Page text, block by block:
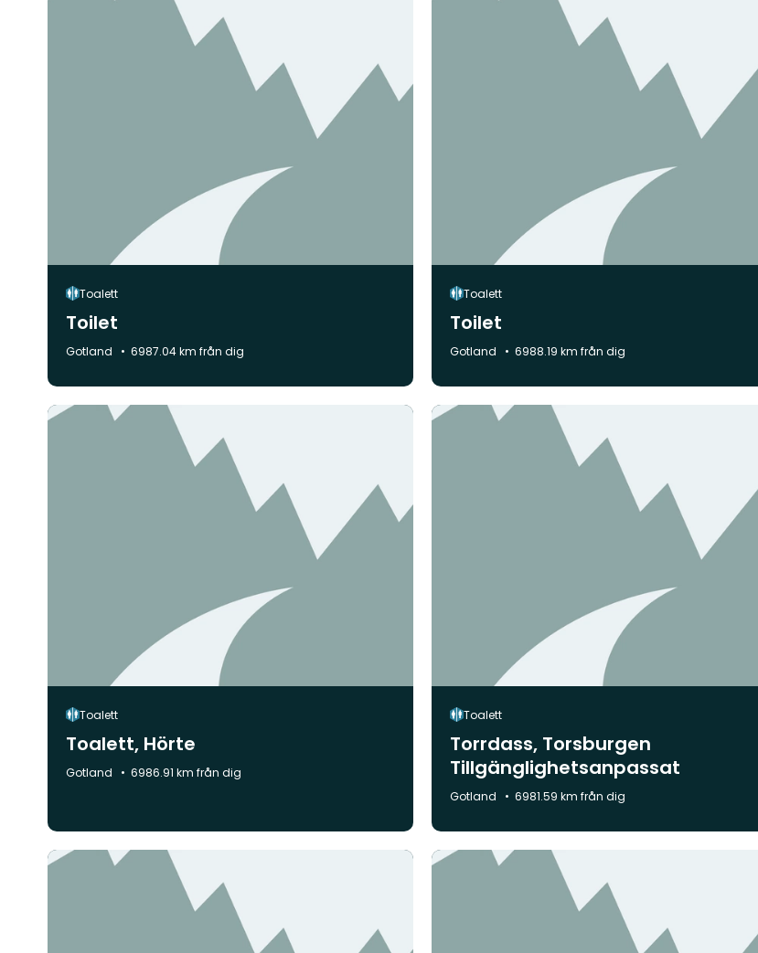
Toalett
Toilet
Kommun:
Gotland 6987.04 km från dig
Toalett
Toilet
Kommun:
Gotland 6988.19 km från dig
Toalett
Toalett, Hörte
Kommun:
Gotland 6986.91 km från dig
Toalett
Torrdass, Torsburgen
Tillgänglighetsanpassat
Kommun:
Gotland 6981.59 km från dig